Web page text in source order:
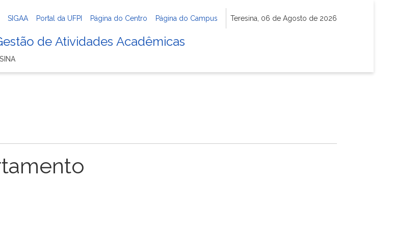
SIGAA Portal da UFPI Página do Centro Página do Campus Teresina, 06 de Agosto de 2026
de Atividades Acadêmicas